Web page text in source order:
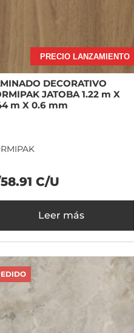
PRECIO LANZAMIENTO
DECORATIVO
JATOBA 1.22 m X
m X 0.6 mm
C/U
Leer más